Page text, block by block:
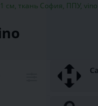
см, ткань София, ППУ, vino